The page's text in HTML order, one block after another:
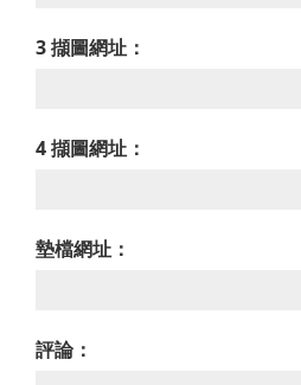
3 擷圖網址：
4 擷圖網址：
墊檔網址：
評論：